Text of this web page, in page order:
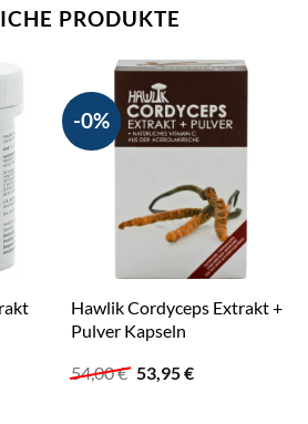
PRODUKTE
-0%
Hawlik Cordyceps Extrakt +
Pulver Kapseln
54,00€ Ursprünglicher
Preis
53,95€Aktueller